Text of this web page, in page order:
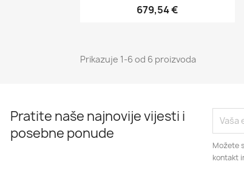
679,54 €
Prikazuje 1-6 od 6 proizvoda
Pratite naše najnovije vijesti i
posebne ponude
Možete
kontakt